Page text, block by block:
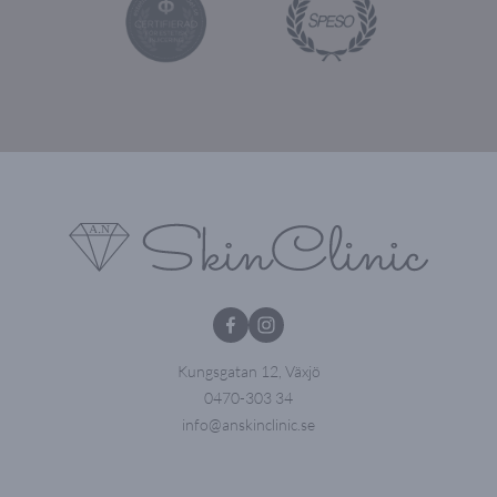
Kungsgatan 12, Växjö
0470-303 34
info@anskinclinic.se